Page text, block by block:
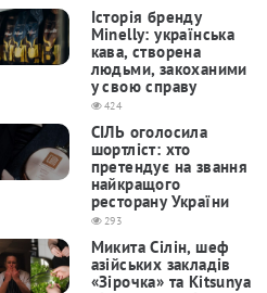
Історія бренду
Minelly: українська
кава, створена
людьми, закоханими
у свою справу
424
СІЛЬ оголосила
шортліст: хто
претендує на звання
найкращого
ресторану України
293
Микита Сілін, шеф
азійських закладів
«Зірочка» та Kitsunya